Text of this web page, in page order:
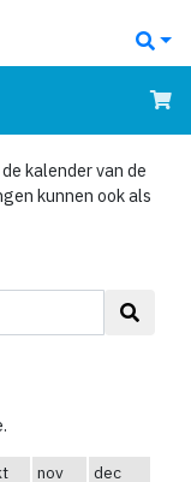
kalender van de
kunnen ook als
nov
dec